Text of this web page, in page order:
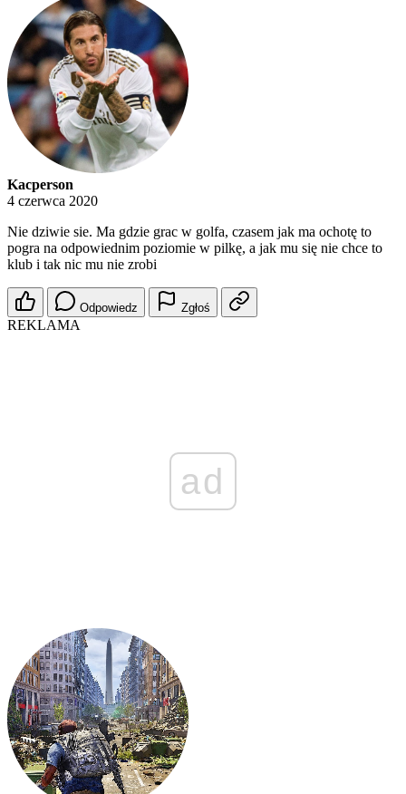
Kacperson
4 czerwca 2020
Nie dziwie sie. Ma gdzie grac w golfa, czasem jak ma ochotę to
pogra na odpowiednim poziomie w pilkę, a jak mu się nie chce to
klub i tak nic mu nie zrobi
Odpowiedz Zgłoś
REKLAMA
ad